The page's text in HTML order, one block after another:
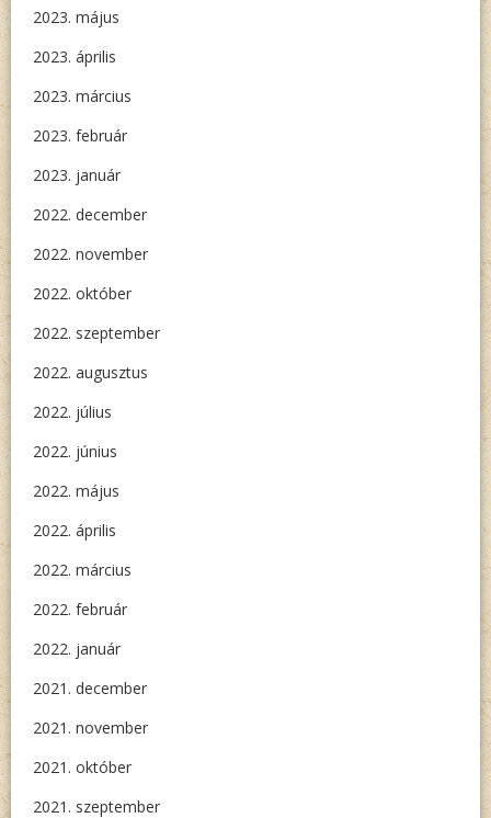
2023. május
2023. április
2023. március
2023. február
2023. január
2022. december
2022. november
2022. október
2022. szeptember
2022. augusztus
2022. július
2022. június
2022. május
2022. április
2022. március
2022. február
2022. január
2021. december
2021. november
2021. október
2021. szeptember